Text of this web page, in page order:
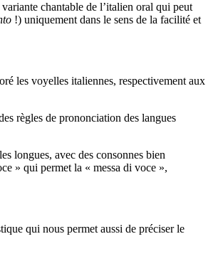
chantable de l’italien oral qui peut
!) uniquement dans le sens de la facilité et
les voyelles italiennes, respectivement aux
règles de prononciation des langues
longues, avec des consonnes bien
» qui permet la « messa di voce »,
qui nous permet aussi de préciser le